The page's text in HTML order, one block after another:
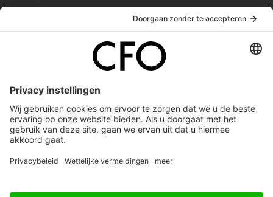
Vacatures
Service & Contact
Werken bij ons
Privacy Statement
Algemene Voorwaarden